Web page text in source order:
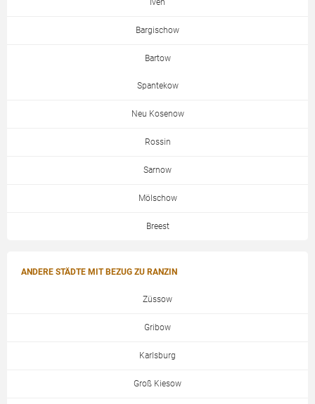
Iven
Bargischow
Bartow
Spantekow
Neu Kosenow
Rossin
Sarnow
Mölschow
Breest
ANDERE STÄDTE MIT BEZUG ZU RANZIN
Züssow
Gribow
Karlsburg
Groß Kiesow